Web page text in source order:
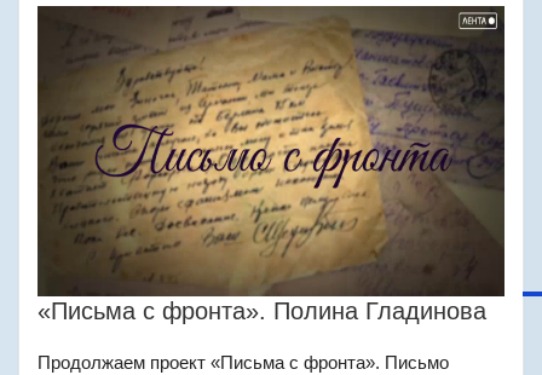
«Письма с фронта». Полина Гладинова
Продолжаем проект «Письма с фронта». Письмо